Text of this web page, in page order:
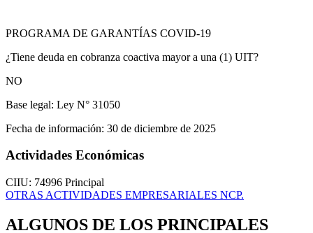
PROGRAMA DE GARANTÍAS COVID-19
¿Tiene deuda en cobranza coactiva mayor a una (1) UIT?
NO
Base legal: Ley N° 31050
Fecha de información: 30 de diciembre de 2025
Actividades Económicas
CIIU: 74996 Principal
OTRAS ACTIVIDADES EMPRESARIALES NCP.
ALGUNOS DE LOS PRINCIPALES